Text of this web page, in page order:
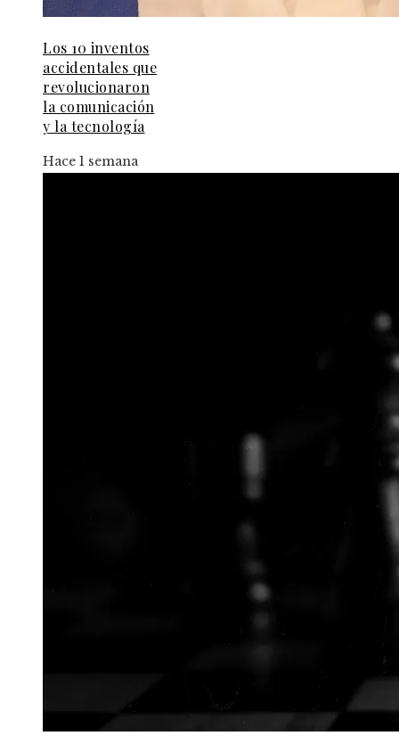
Los 10 inventos
accidentales que
revolucionaron
la comunicación
y la tecnología
Hace 1 semana